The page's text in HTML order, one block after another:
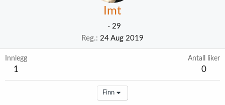
Imt
· 29
Reg. 24 Aug 2019
Innlegg
1
Antall liker
0
Finn